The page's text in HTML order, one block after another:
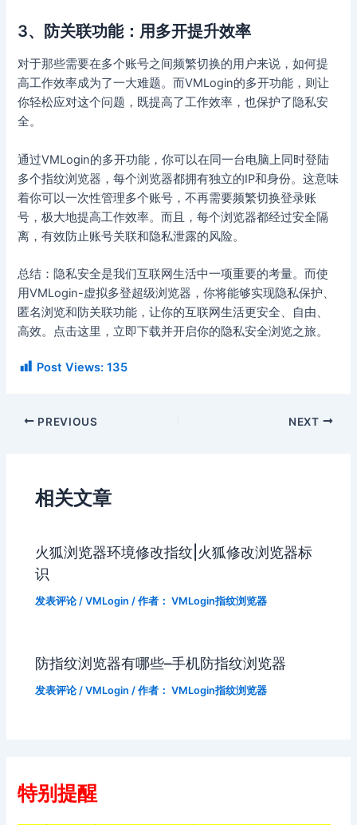
3、防关联功能：用多开提升效率
对于那些需要在多个账号之间频繁切换的用户来说，如何提
高工作效率成为了一大难题。而VMLogin的多开功能，则让
你轻松应对这个问题，既提高了工作效率，也保护了隐私安
全。
通过VMLogin的多开功能，你可以在同一台电脑上同时登陆
多个指纹浏览器，每个浏览器都拥有独立的IP和身份。这意味
着你可以一次性管理多个账号，不再需要频繁切换登录账
号，极大地提高工作效率。而且，每个浏览器都经过安全隔
离，有效防止账号关联和隐私泄露的风险。
总结：隐私安全是我们互联网生活中一项重要的考量。而使
用VMLogin-虚拟多登超级浏览器，你将能够实现隐私保护、
匿名浏览和防关联功能，让你的互联网生活更安全、自由、
高效。点击这里，立即下载并开启你的隐私安全浏览之旅。
Post Views: 135
PREVIOUS NEXT
相关文章
火狐浏览器环境修改指纹|火狐修改浏览器标
识
发表评论 /VMLogin / 作者： VMLogin指纹浏览器
防指纹浏览器有哪些–手机防指纹浏览器
发表评论 /VMLogin / 作者： VMLogin指纹浏览器
特别提醒